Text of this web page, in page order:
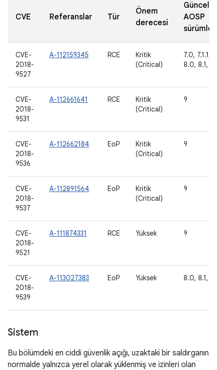
CVE Referanslar Tür
Önem
derecesi
AOSP
sürümleri
CVE-
2018-
9527
A-112159345 RCE
Kritik
(Critical)
7.0, 7.1.1,
8.0, 8.1, 9
CVE-
2018-
9531
A-112661641 RCE
Kritik
(Critical)
9
CVE-
2018-
9536
A-112662184 EoP
Kritik
(Critical)
9
CVE-
2018-
9537
A-112891564 EoP
Kritik
(Critical)
9
CVE-
2018-
9521
A-111874331 RCE Yüksek 9
CVE-
2018-
9539
A-113027383 EoP Yüksek 8.0, 8.1, 9
Sistem
Bu bölümdeki en ciddi güvenlik açığı, uzaktaki bir saldırganın
normalde yalnızca yerel olarak yüklenmiş ve izinleri olan